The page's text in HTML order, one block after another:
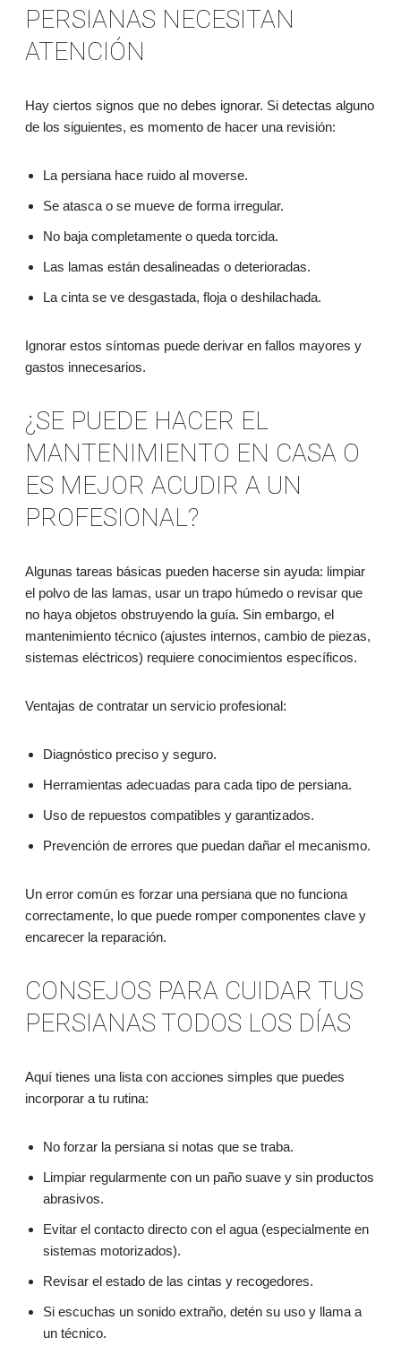
PERSIANAS NECESITAN
ATENCIÓN
Hay ciertos signos que no debes ignorar. Si detectas alguno
de los siguientes, es momento de hacer una revisión:
La persiana hace ruido al moverse.
Se atasca o se mueve de forma irregular.
No baja completamente o queda torcida.
Las lamas están desalineadas o deterioradas.
La cinta se ve desgastada, floja o deshilachada.
Ignorar estos síntomas puede derivar en fallos mayores y
gastos innecesarios.
¿SE PUEDE HACER EL
MANTENIMIENTO EN CASA O
ES MEJOR ACUDIR A UN
PROFESIONAL?
Algunas tareas básicas pueden hacerse sin ayuda: limpiar
el polvo de las lamas, usar un trapo húmedo o revisar que
no haya objetos obstruyendo la guía. Sin embargo, el
mantenimiento técnico (ajustes internos, cambio de piezas,
sistemas eléctricos) requiere conocimientos específicos.
Ventajas de contratar un servicio profesional:
Diagnóstico preciso y seguro.
Herramientas adecuadas para cada tipo de persiana.
Uso de repuestos compatibles y garantizados.
Prevención de errores que puedan dañar el mecanismo.
Un error común es forzar una persiana que no funciona
correctamente, lo que puede romper componentes clave y
encarecer la reparación.
CONSEJOS PARA CUIDAR TUS
PERSIANAS TODOS LOS DÍAS
Aquí tienes una lista con acciones simples que puedes
incorporar a tu rutina:
No forzar la persiana si notas que se traba.
Limpiar regularmente con un paño suave y sin productos
abrasivos.
Evitar el contacto directo con el agua (especialmente en
sistemas motorizados).
Revisar el estado de las cintas y recogedores.
Si escuchas un sonido extraño, detén su uso y llama a
un técnico.